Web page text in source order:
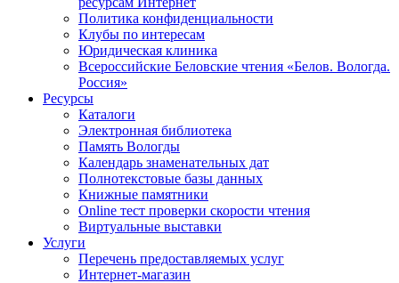
Политика конфиденциальности
Клубы по интересам
Юридическая клиника
Всероссийские Беловские чтения «Белов. Вологда.
Россия»
Ресурсы
Каталоги
Электронная библиотека
Память Вологды
Календарь знаменательных дат
Полнотекстовые базы данных
Книжные памятники
Online тест проверки скорости чтения
Виртуальные выставки
Услуги
Перечень предоставляемых услуг
Интернет-магазин